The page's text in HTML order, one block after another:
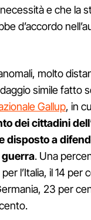
e che la
d’accordo
molto
simile fatto
Gallup, in
dei cittadini
disposto a
guerra. Una
l’Italia, il 14 per
23 per